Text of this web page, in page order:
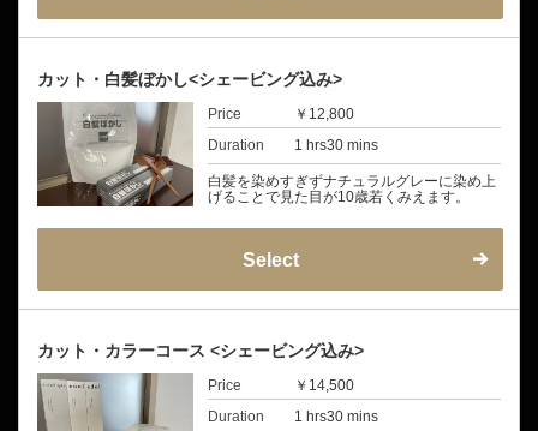
カット・白髪ぼかし<シェービング込み>
Price
￥12,800
Duration
1 hrs30 mins
白髪を染めすぎずナチュラルグレーに染め上
げることで見た目が10歳若くみえます。
Select
カット・カラーコース <シェービング込み>
Price
￥14,500
Duration
1 hrs30 mins